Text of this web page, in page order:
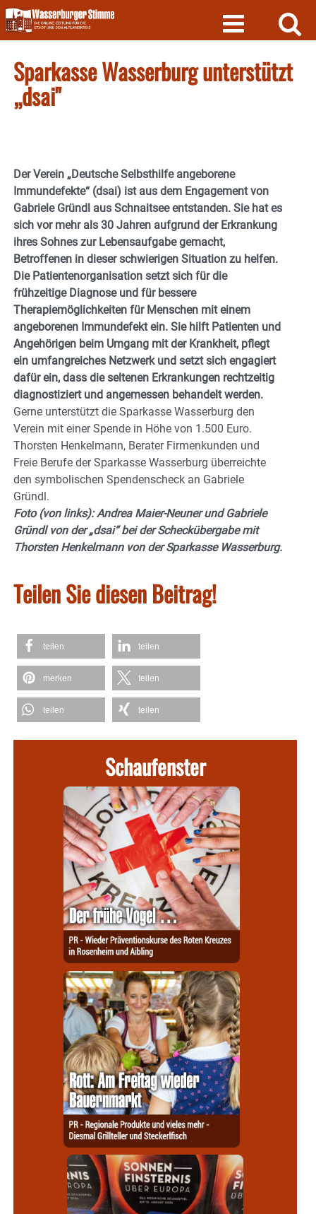
Skip
to
content
Sparkasse Wasserburg unterstützt
„dsai"
Der Verein „Deutsche Selbsthilfe angeborene
Immundefekte“ (dsai) ist aus dem Engagement von
Gabriele Gründl aus Schnaitsee entstanden. Sie hat es
sich vor mehr als 30 Jahren aufgrund der Erkrankung
ihres Sohnes zur Lebensaufgabe gemacht,
Betroffenen in dieser schwierigen Situation zu helfen.
Die Patientenorganisation setzt sich für die
frühzeitige Diagnose und für bessere
Therapiemöglichkeiten für Menschen mit einem
angeborenen Immundefekt ein. Sie hilft Patienten und
Angehörigen beim Umgang mit der Krankheit, pflegt
ein umfangreiches Netzwerk und setzt sich engagiert
dafür ein, dass die seltenen Erkrankungen rechtzeitig
diagnostiziert und angemessen behandelt werden.
Gerne unterstützt die Sparkasse Wasserburg den
Verein mit einer Spende in Höhe von 1.500 Euro.
Thorsten Henkelmann, Berater Firmenkunden und
Freie Berufe der Sparkasse Wasserburg überreichte
den symbolischen Spendenscheck an Gabriele
Gründl.
Foto (von links): Andrea Maier-Neuner und Gabriele
Gründl von der „dsai“ bei der Scheckübergabe mit
Thorsten Henkelmann von der Sparkasse Wasserburg.
Teilen Sie diesen Beitrag!
teilen teilen
merken teilen
teilen teilen
Schaufenster